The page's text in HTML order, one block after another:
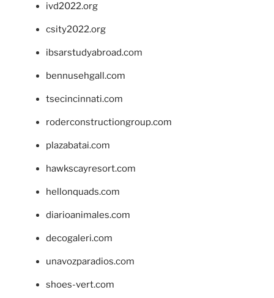
ivd2022.org
csity2022.org
ibsarstudyabroad.com
bennusehgall.com
tsecincinnati.com
roderconstructiongroup.com
plazabatai.com
hawkscayresort.com
hellonquads.com
diarioanimales.com
decogaleri.com
unavozparadios.com
shoes-vert.com